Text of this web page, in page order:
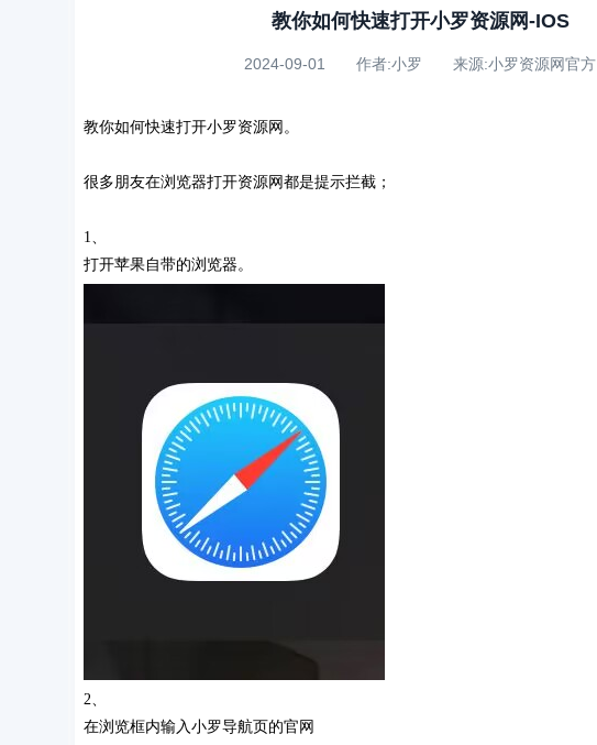
教你如何快速打开小罗资源网-IOS
2024-09-01 作者:小罗 来源:小罗资源网官方
教你如何快速打开小罗资源网。
很多朋友在浏览器打开资源网都是提示拦截；
1、
打开苹果自带的浏览器。
2、
在浏览框内输入小罗导航页的官网